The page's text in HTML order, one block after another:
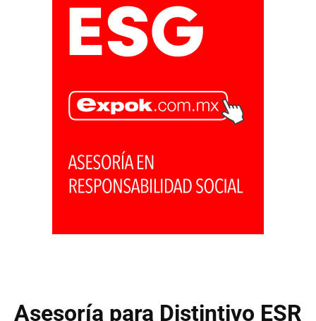
Asesoría para Distintivo ESR